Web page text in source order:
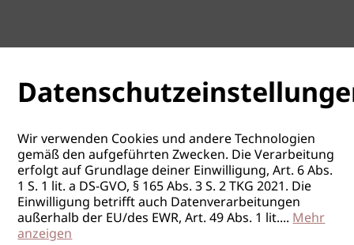
Wir verwenden Cookies und andere Technologien
gemäß den aufgeführten Zwecken. Die Verarbeitung
erfolgt auf Grundlage deiner Einwilligung, Art. 6 Abs.
1 S. 1 lit. a DS-GVO, § 165 Abs. 3 S. 2 TKG 2021. Die
Einwilligung betrifft auch Datenverarbeitungen
außerhalb der EU/des EWR, Art. 49 Abs. 1 lit....Mehr
anzeigen